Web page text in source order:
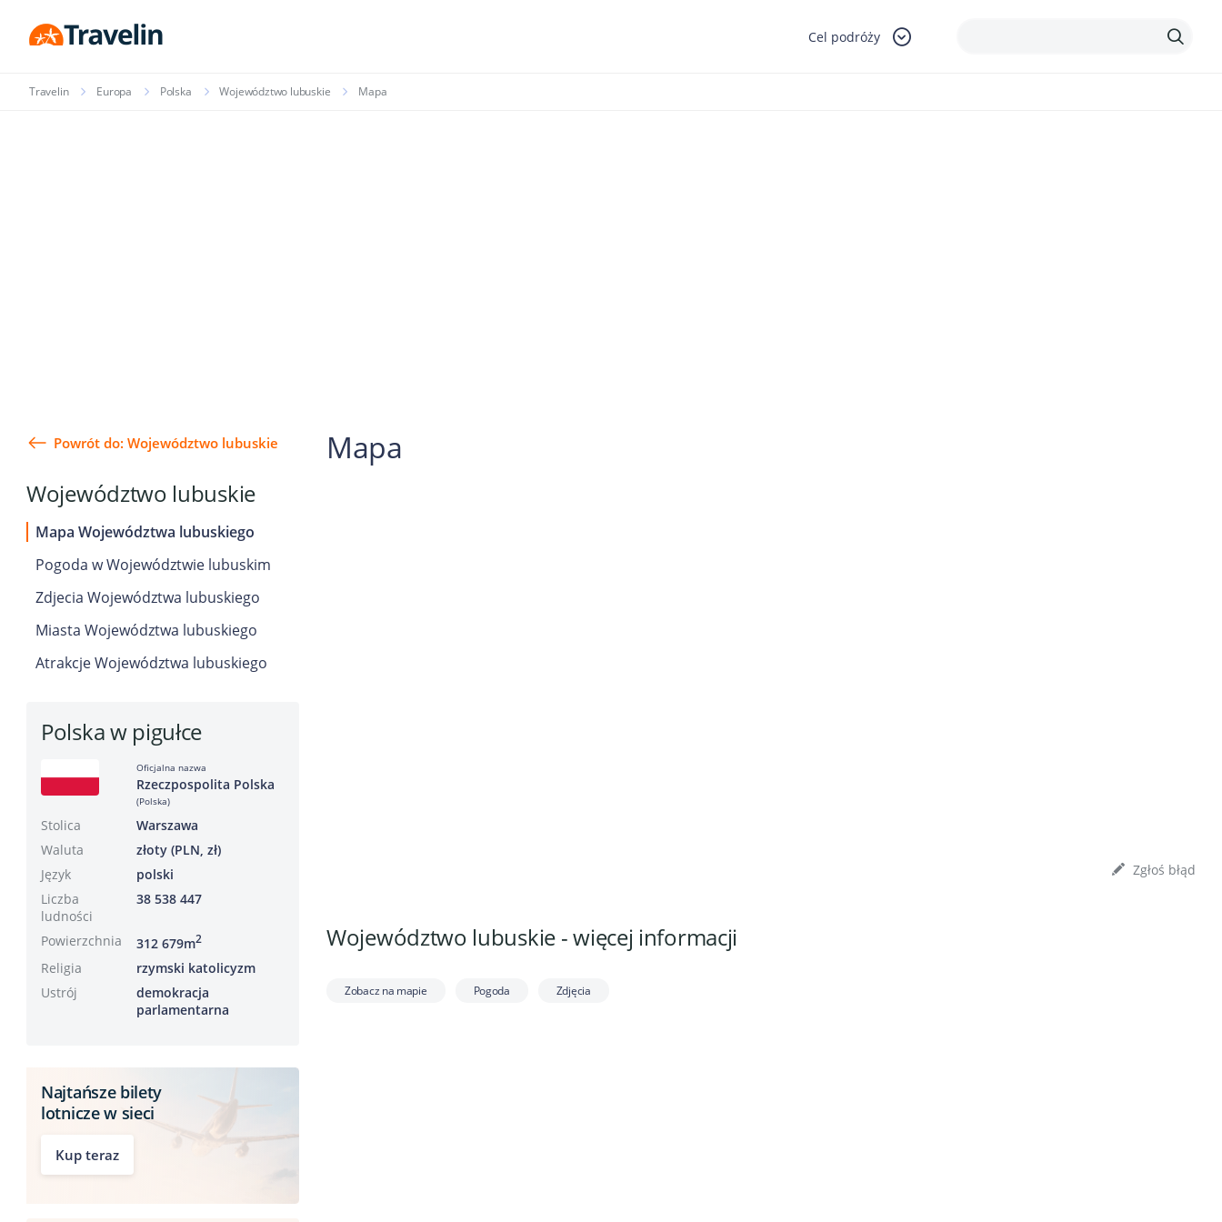
Cel podróży
Travelin Europa Polska Województwo lubuskie Mapa
Powrót do: Województwo lubuskie
Województwo lubuskie
Mapa Województwa lubuskiego
Pogoda w Województwie lubuskim
Zdjecia Województwa lubuskiego
Miasta Województwa lubuskiego
Atrakcje Województwa lubuskiego
Polska w pigułce
Oficjalna nazwa
Rzeczpospolita Polska
(Polska)
Stolica
Warszawa
Waluta
złoty (PLN, zł)
Język
polski
Liczba
ludności
38 538 447
Powierzchnia 312 679m2
Religia
rzymski katolicyzm
Ustrój
demokracja
parlamentarna
Najtańsze bilety
lotnicze w sieci
Kup teraz
Mapa
Zgłoś błąd
Województwo lubuskie - więcej informacji
Zobacz na mapie Pogoda Zdjęcia